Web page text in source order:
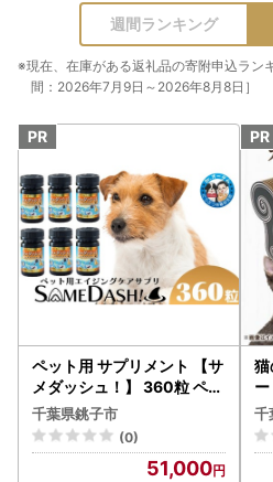
週間ランキング
※現在、在庫がある返礼品の寄附申込ラン
間：2026年7月9日～2026年8月8日］
ペット用 サプリメント 【サ
メダッシュ！】 360粒 ペッ
ト用 エイジングケア スクア
レン 99％以上配合 サプリ
千葉県銚子市
千葉県銚子市
(0)
51,000
猫
ハ
千